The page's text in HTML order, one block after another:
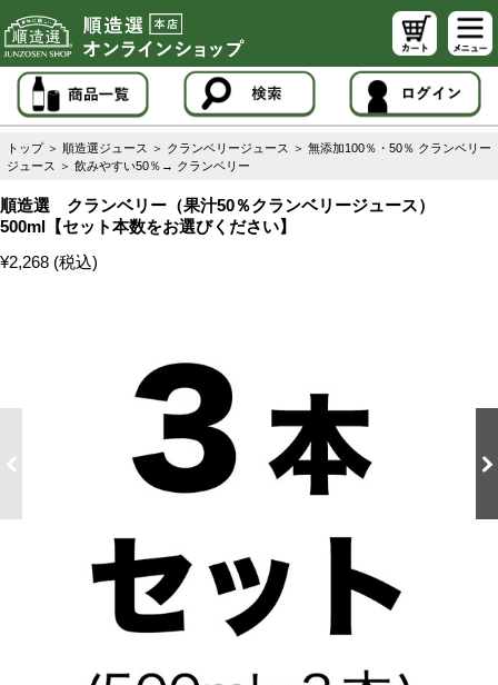
トップ ＞ 順造選ジュース ＞ クランベリージュース ＞ 無添加100％・50％ クランベリー
ジュース ＞ 飲みやすい50％→ クランベリー
順造選 クランベリー（果汁50％クランベリージュース）
500ml【セット本数をお選びください】
¥2,268 (税込)